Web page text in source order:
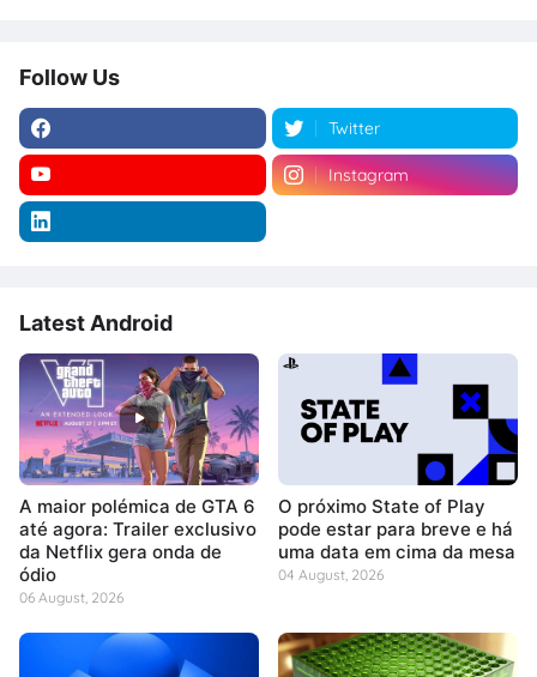
Follow Us
Twitter
Instagram
Latest Android
A maior polémica de GTA 6
até agora: Trailer exclusivo
da Netflix gera onda de
ódio
06 August, 2026
O próximo State of Play
pode estar para breve e há
uma data em cima da mesa
04 August, 2026